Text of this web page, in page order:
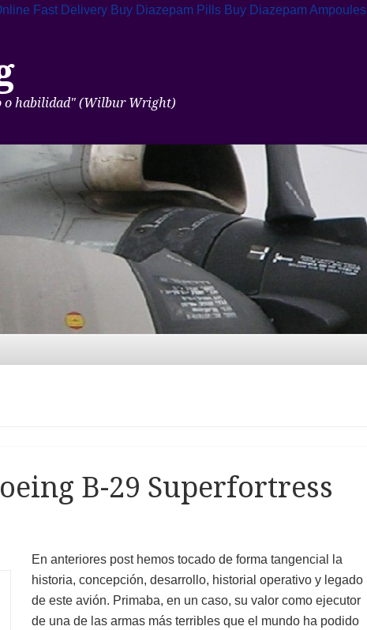
Fast Delivery Buy Diazepam Pills Buy Diazepam Ampoules
o habilidad" (Wilbur Wright)
B-29 Superfortress
En anteriores post hemos tocado de forma tangencial la
historia, concepción, desarrollo, historial operativo y legado
de este avión. Primaba, en un caso, su valor como ejecutor
de una de las armas más terribles que el mundo ha podido